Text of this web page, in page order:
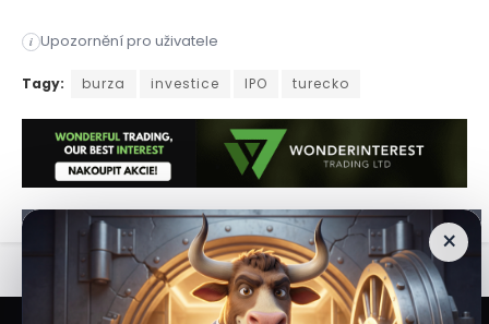
i Upozornění pro uživatele
Turecký trh prvotních veřejných nabídek akcií vykazuje
Tagy: burza investice IPO turecko
×